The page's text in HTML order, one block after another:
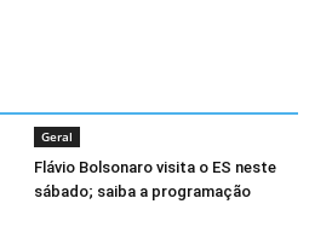
Geral
Flávio Bolsonaro visita o ES neste
sábado; saiba a programação